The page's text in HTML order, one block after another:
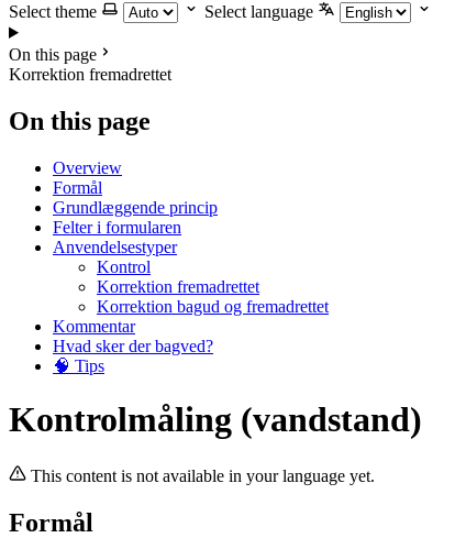
Select theme
Select language
On this page
Korrektion fremadrettet
On this page
Overview
Formål
Grundlæggende princip
Felter i formularen
Anvendelsestyper
Kontrol
Korrektion fremadrettet
Korrektion bagud og fremadrettet
Kommentar
Hvad sker der bagved?
🧠 Tips
Kontrolmåling (vandstand)
This content is not available in your language yet.
Formål